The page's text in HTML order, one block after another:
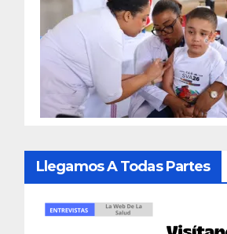
Llegamos A Todas Partes